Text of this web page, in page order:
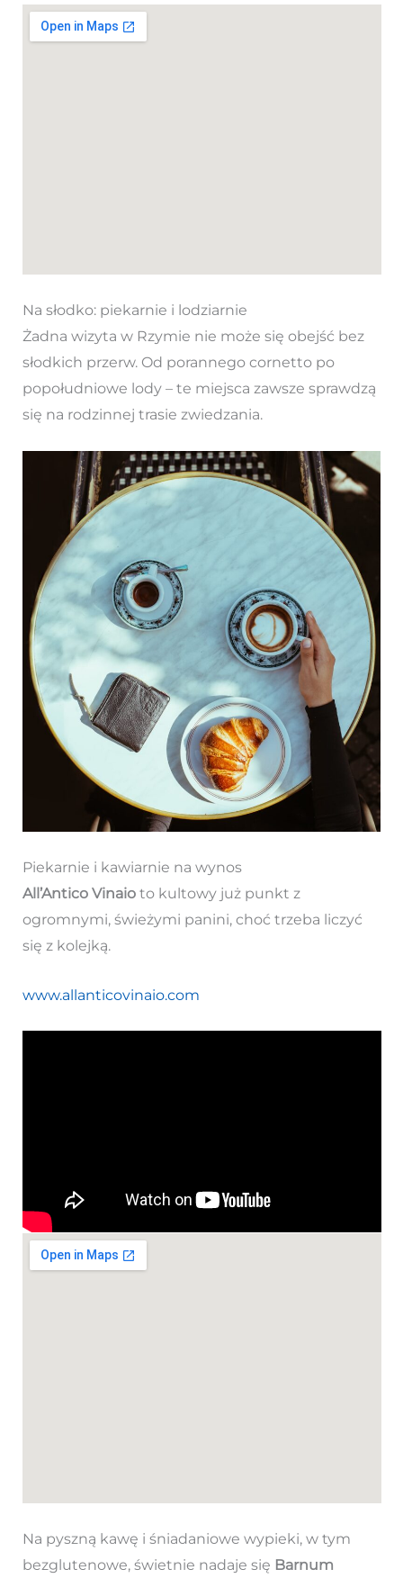
Na słodko: piekarnie i lodziarnie
Żadna wizyta w Rzymie nie może się obejść bez
słodkich przerw. Od porannego cornetto po
popołudniowe lody – te miejsca zawsze sprawdzą
się na rodzinnej trasie zwiedzania.
Piekarnie i kawiarnie na wynos
All’Antico Vinaioto kultowy już punkt z
ogromnymi, świeżymi panini, choć trzeba liczyć
się z kolejką.
www.allanticovinaio.com
Na pyszną kawę i śniadaniowe wypieki, w tym
bezglutenowe, świetnie nadaje się Barnum